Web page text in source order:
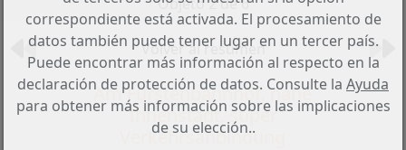
Volver al resumen
Am Fürstenbahnhof, nahe
Innenstadt, super
Verkehrsanbindung
correspondiente está activada. El procesamiento de
datos también puede tener lugar en un tercer país.
Puede encontrar más información al respecto en la
declaración de protección de datos. Consulte la Ayuda
para obtener más información sobre las implicaciones
de su elección..